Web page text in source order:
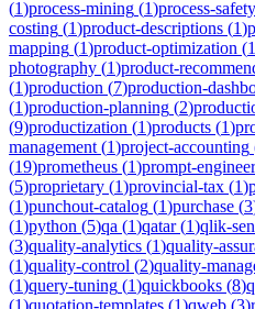
(1)process-mining (1)process-safety
costing (1)product-descriptions (1)
mapping (1)product-optimization (1
photography (1)product-
(1)production (7)production-
(1)production-planning (2)
(9)productization (1)products (1)
management (1)project-accounting
(19)prometheus (1)prompt-
(5)proprietary (1)provincial-tax (1)
(1)punchout-catalog (1)purchase (3
(1)python (5)qa (1)qatar(1)qlik-
(3)quality-analytics (1)quality-
(1)quality-control (2)quality-
(1)query-tuning (1)quickbooks (8)
(1)quotation-templates (1)qweb (3)